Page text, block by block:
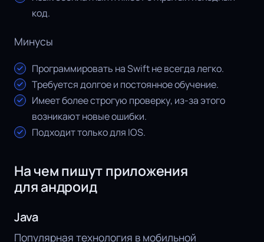
код.
Минусы
Программировать на Swift не всегда легко.
Требуется долгое и постоянное обучение.
Имеет более строгую проверку, из-за этого
возникают новые ошибки.
Подходит только для IOS.
На чем пишут приложения
для андроид
Java
Популярная технология в мобильной